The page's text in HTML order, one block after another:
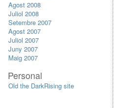
Agost 2008
Juliol 2008
Setembre 2007
Agost 2007
Juliol 2007
Juny 2007
Maig 2007
Personal
Old the DarkRising site